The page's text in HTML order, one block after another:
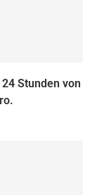
Stunden von